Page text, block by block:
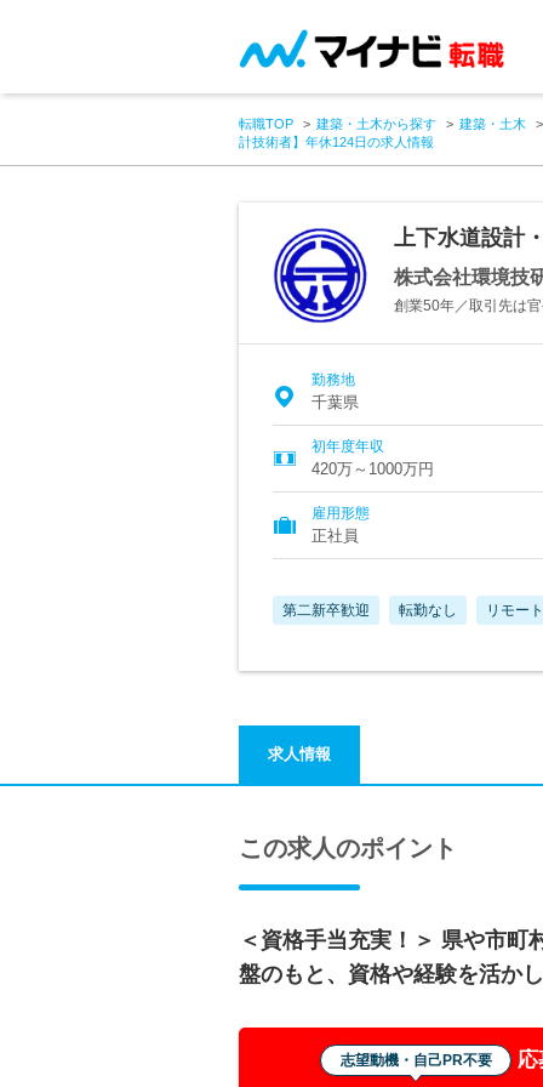
転職TOP 建築・土木から探す
建築・土木
計技術者】年休124日の求人情報
上下水道設計
株式会社環境技
創業50年／取引先は
勤務地
千葉県
初年度年収
420万～1000万円
雇用形態
正社員
第二新卒歓迎 転勤なし リモー
求人情報
この求人のポイント
＜資格手当充実！＞ 県や市町
盤のもと、資格や経験を活か
志望動機・自己PR不要